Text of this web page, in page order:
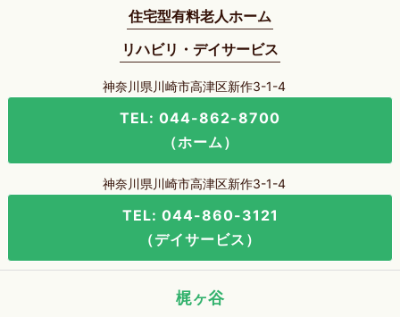
住宅型有料老人ホーム
リハビリ・デイサービス
神奈川県川崎市高津区新作3-1-4
TEL: 044-862-8700
（ホーム）
神奈川県川崎市高津区新作3-1-4
TEL: 044-860-3121
（デイサービス）
梶ヶ谷